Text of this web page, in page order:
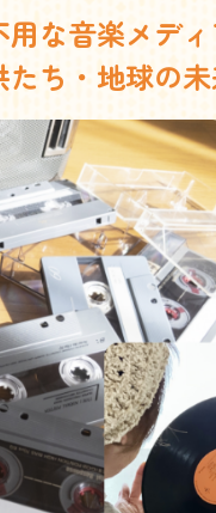
用な音楽メデ
ち・地球の未